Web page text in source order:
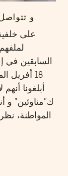
و
على
السابقين في
18
أبلغونا
ك”مناوئين”
المواطنة،